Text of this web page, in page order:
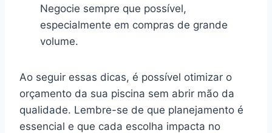
Negocie sempre que possível,
especialmente em compras de grande
volume.
Ao seguir essas dicas, é possível otimizar o
orçamento da sua piscina sem abrir mão da
qualidade. Lembre-se de que planejamento é
essencial e que cada escolha impacta no